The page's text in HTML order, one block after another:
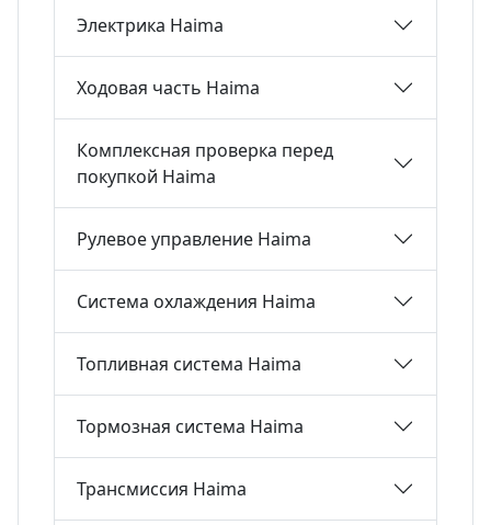
Электрика Haima
Ходовая часть Haima
Комплексная проверка перед
покупкой Haima
Рулевое управление Haima
Система охлаждения Haima
Топливная система Haima
Тормозная система Haima
Трансмиссия Haima